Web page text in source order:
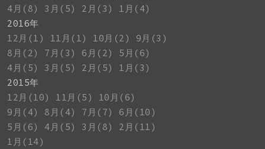
4月(8)
3月(5) 2月(3)
1月(4)
2016年
12月(1)
11月(1) 10月(2)
9月(3)
8月(2)
7月(3) 6月(2)
5月(6)
4月(5)
3月(5) 2月(5)
1月(3)
2015年
12月(10)
11月(5)
10月(6)
9月(4)
8月(4) 7月(7)
6月(10)
5月(6)
4月(5) 3月(8)
2月(11)
1月(14)